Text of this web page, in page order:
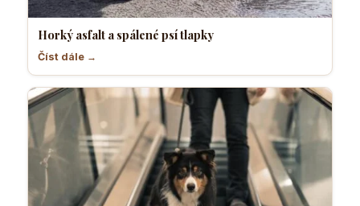
Horký asfalt a spálené psí tlapky
Číst dále →